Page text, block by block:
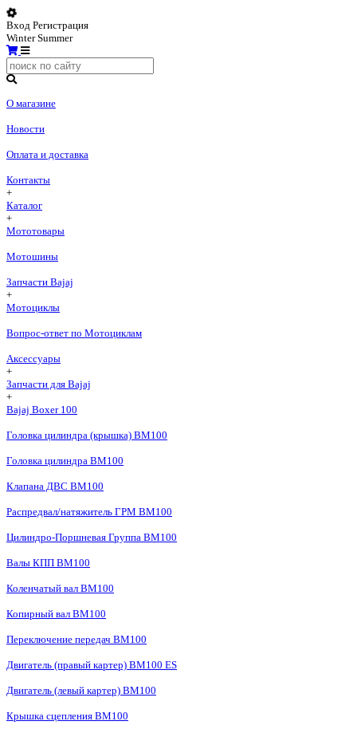
Вход Регистрация
WinterSummer
О магазине
Новости
Оплата и доставка
Контакты
+
Каталог
+
Мототовары
Мотошины
Запчасти Bajaj
+
Мотоциклы
Вопрос-ответ по Мотоциклам
Аксессуары
+
Запчасти для Bajaj
+
Bajaj Boxer 100
Головка цилиндра (крышка) BM100
Головка цилиндра BM100
Клапана ДВС BM100
Распредвал/натяжитель ГРМ BM100
Цилиндро-Поршневая Группа BM100
Валы КПП BM100
Коленчатый вал BM100
Копирный вал BM100
Переключение передач BM100
Двигатель (правый картер) BM100 ES
Двигатель (левый картер) BM100
Крышка сцепления BM100